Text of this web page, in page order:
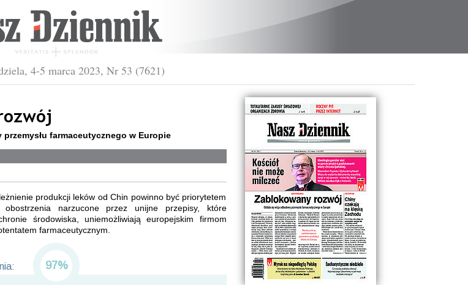
4-5 marca 2023, Nr 53 (7621)
farmaceutycznego w Europie
produkcji leków od Chin powinno być priorytetem
obostrzenia narzucone przez unijne przepisy, które
środowiska, uniemożliwiają europejskim firmom
farmaceutycznym.
97%